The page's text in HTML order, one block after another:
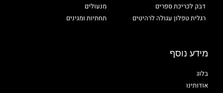
דבק לכריכת ספרים
רגלית טפלון עגולה לרהיטים
מנעולים
תחתיות ומגינים
מידע נוסף
בלוג
אודותינו